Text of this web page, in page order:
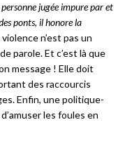
jugée impure par et
ponts, il honore la
n’est pas un
parole. Et c’est là que
message ! Elle doit
des raccourcis
Enfin, une politique-
les foules en